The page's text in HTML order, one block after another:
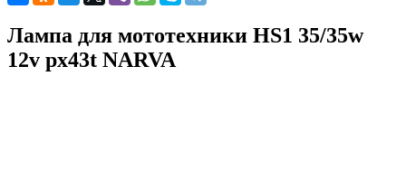
Лампа для мототехники HS1 35/35w
12v px43t NARVA